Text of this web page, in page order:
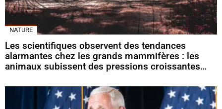
NATURE
Les scientifiques observent des tendances
alarmantes chez les grands mammifères : les
animaux subissent des pressions croissantes…